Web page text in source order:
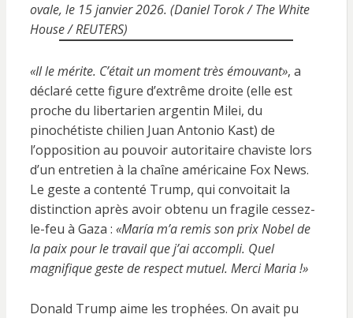
ovale, le 15 janvier 2026. (Daniel Torok / The White
House / REUTERS)
«Il le mérite. C’était un moment très émouvant», a
déclaré cette figure d’extrême droite (elle est
proche du libertarien argentin Milei, du
pinochétiste chilien Juan Antonio Kast) de
l’opposition au pouvoir autoritaire chaviste lors
d’un entretien à la chaîne américaine Fox News.
Le geste a contenté Trump, qui convoitait la
distinction après avoir obtenu un fragile cessez-
le-feu à Gaza : «María m’a remis son prix Nobel de
la paix pour le travail que j’ai accompli. Quel
magnifique geste de respect mutuel. Merci Maria !»
Donald Trump aime les trophées. On avait pu